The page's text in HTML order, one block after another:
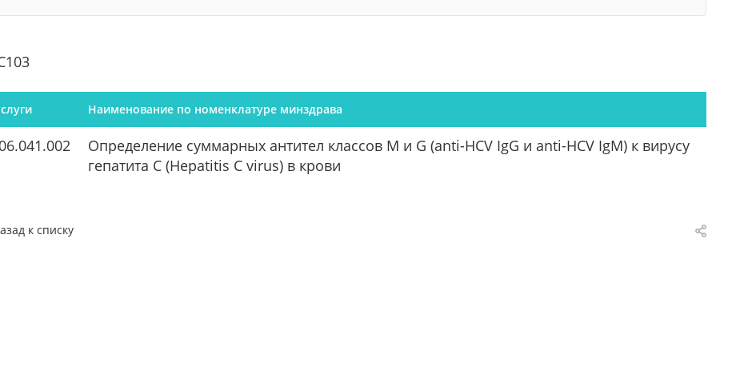
Наименование по номенклатуре минздрава
Определение суммарных антител классов M и G (anti-HCV IgG и anti-HCV IgM) к вирусу
гепатита C (Hepatitis C virus) в крови
к списку